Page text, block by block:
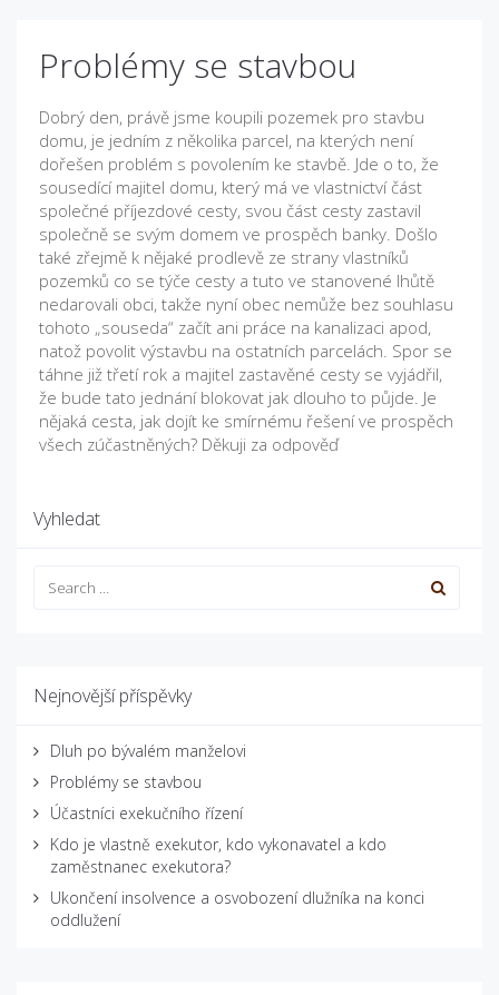
Problémy se stavbou
Dobrý den, právě jsme koupili pozemek pro stavbu
domu, je jedním z několika parcel, na kterých není
dořešen problém s povolením ke stavbě. Jde o to, že
sousedící majitel domu, který má ve vlastnictví část
společné příjezdové cesty, svou část cesty zastavil
společně se svým domem ve prospěch banky. Došlo
také zřejmě k nějaké prodlevě ze strany vlastníků
pozemků co se týče cesty a tuto ve stanovené lhůtě
nedarovali obci, takže nyní obec nemůže bez souhlasu
tohoto „souseda“ začít ani práce na kanalizaci apod,
natož povolit výstavbu na ostatních parcelách. Spor se
táhne již třetí rok a majitel zastavěné cesty se vyjádřil,
že bude tato jednání blokovat jak dlouho to půjde. Je
nějaká cesta, jak dojít ke smírnému řešení ve prospěch
všech zúčastněných? Děkuji za odpověď
Vyhledat
Nejnovější příspěvky
Dluh po bývalém manželovi
Problémy se stavbou
Účastníci exekučního řízení
Kdo je vlastně exekutor, kdo vykonavatel a kdo
zaměstnanec exekutora?
Ukončení insolvence a osvobození dlužníka na konci
oddlužení